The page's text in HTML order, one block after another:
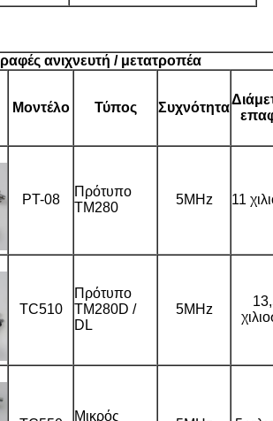
ανιχνευτή / μετατροπέα
Μοντέλο Τύπος Συχνότητα
PT-08
Πρότυπο
TM280
5MHz 11
TC510
Πρότυπο
TM280D /
DL
5MHz
Μικρός